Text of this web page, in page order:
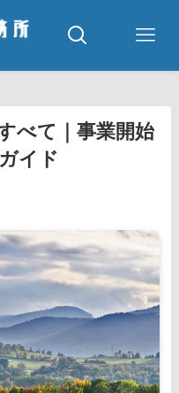
べて｜事業開始
イド